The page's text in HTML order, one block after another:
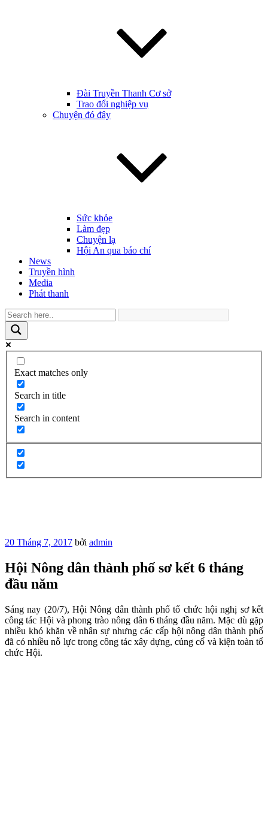
Đài Truyền Thanh Cơ sở
Trao đổi nghiệp vụ
Chuyện đó đây
Sức khỏe
Làm đẹp
Chuyện lạ
Hội An qua báo chí
News
Truyền hình
Media
Phát thanh
Exact matches only
Search in title
Search in content
Đăng
20 Tháng 7, 2017 bởi admin
Hội Nông dân thành phố sơ kết 6 tháng
đầu năm
Sáng nay (20/7), Hội Nông dân thành phố tổ chức hội nghị sơ kết
công tác Hội và phong trào nông dân 6 tháng đầu năm. Mặc dù gặp
nhiều khó khăn về nhân sự nhưng các cấp hội nông dân thành phố
đã có nhiều nỗ lực trong công tác xây dựng, củng cố và kiện toàn tổ
chức Hội.